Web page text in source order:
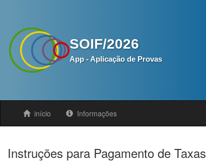
SOIF/2026
App - Aplicação de Provas
início Informações
Instruções para Pagamento de Taxas